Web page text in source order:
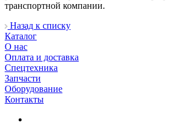
транспортной компании.
Назад к списку
Каталог
О нас
Оплата и доставка
Спецтехника
Запчасти
Оборудование
Контакты